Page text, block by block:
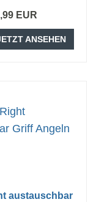
EUR
ANSEHEN
austauschbar